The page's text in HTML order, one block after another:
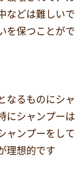
などは難しい
を保つことが
なるものにシ
にシャンプー
ャンプーをし
理想的です